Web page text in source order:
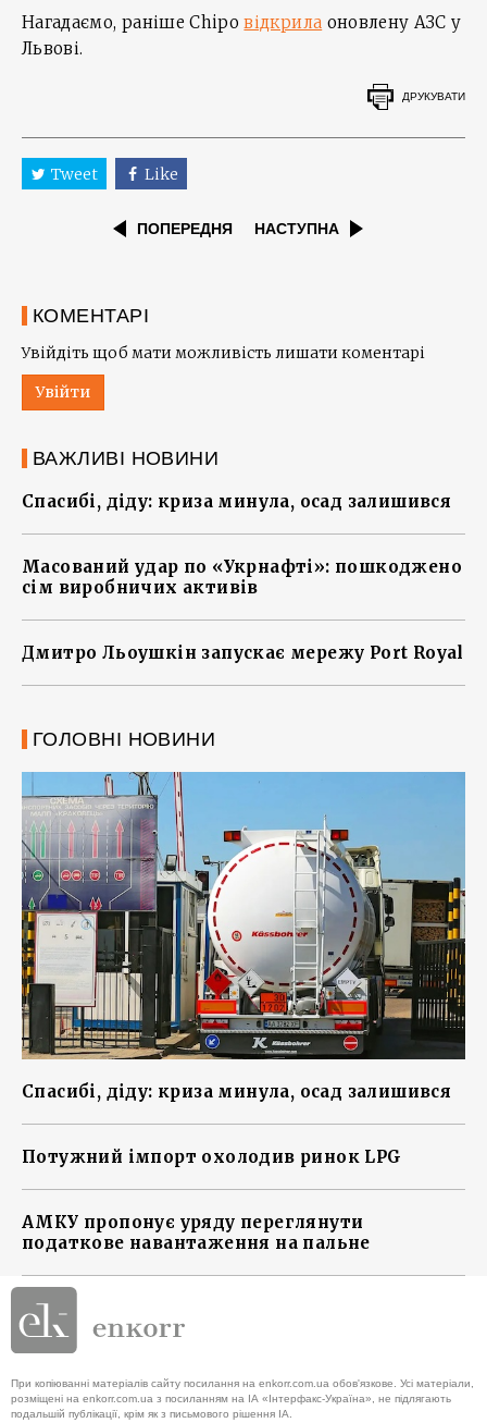
Нагадаємо, раніше Chipoвідкрила оновлену АЗС у
Львові.
ДРУКУВАТИ
Tweet Like
ПОПЕРЕДНЯ НАСТУПНА
КОМЕНТАРІ
Увійдіть щоб мати можливість лишати коментарі
Увійти
ВАЖЛИВІ НОВИНИ
Спасибі, діду: криза минула, осад залишився
Масований удар по «Укрнафті»: пошкоджено
сім виробничих активів
Дмитро Льоушкін запускає мережу Port Royal
ГОЛОВНІ НОВИНИ
Спасибі, діду: криза минула, осад залишився
Потужний імпорт охолодив ринок LPG
АМКУ пропонує уряду переглянути
податкове навантаження на пальне
При копіюванні матеріалів сайту посилання на enkorr.com.ua обов'язкове. Усі матеріали,
розміщені на enkorr.com.ua з посиланням на ІА «Інтерфакс-Україна», не підлягають
подальшій публікації, крім як з письмового рішення ІА.